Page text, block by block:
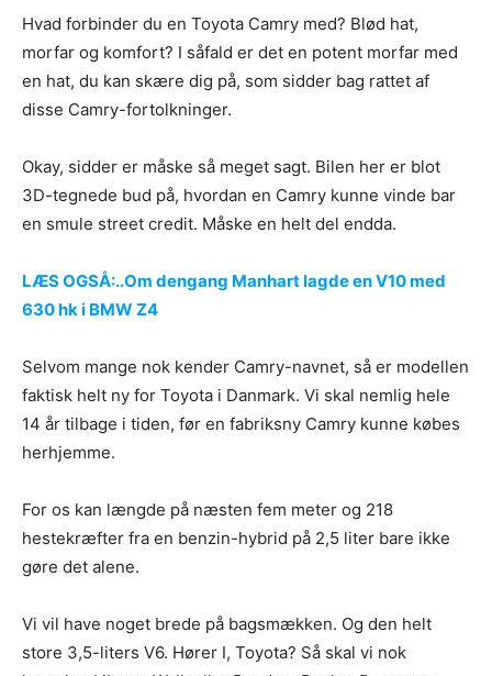
Hvad forbinder du en Toyota Camry med? Blød hat,
morfar og komfort? I såfald er det en potent morfar med
en hat, du kan skære dig på, som sidder bag rattet af
disse Camry-fortolkninger.
Okay, sidder er måske så meget sagt. Bilen her er blot
3D-tegnede bud på, hvordan en Camry kunne vinde bar
en smule street credit. Måske en helt del endda.
LÆS OGSÅ:..Om dengang Manhart lagde en V10 med
630 hk i BMW Z4
Selvom mange nok kender Camry-navnet, så er modellen
faktisk helt ny for Toyota i Danmark. Vi skal nemlig hele
14 år tilbage i tiden, før en fabriksny Camry kunne købes
herhjemme.
For os kan længde på næsten fem meter og 218
hestekræfter fra en benzin-hybrid på 2,5 liter bare ikke
gøre det alene.
Vi vil have noget brede på bagsmækken. Og den helt
store 3,5-liters V6. Hører I, Toyota? Så skal vi nok